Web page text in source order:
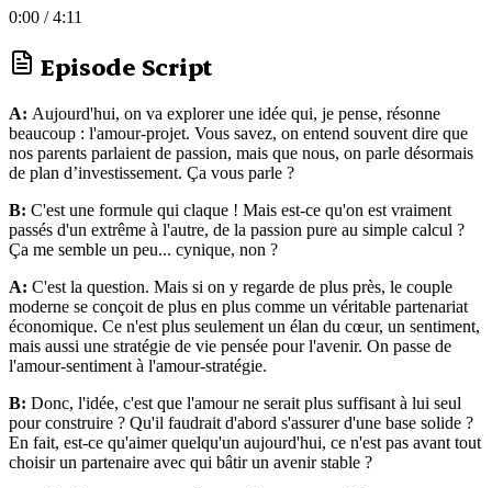
0:00 /4:11
Episode Script
A: Aujourd'hui, on va explorer une idée qui, je pense, résonne
beaucoup : l'amour-projet. Vous savez, on entend souvent dire que
nos parents parlaient de passion, mais que nous, on parle désormais
de plan d’investissement. Ça vous parle ?
B: C'est une formule qui claque ! Mais est-ce qu'on est vraiment
passés d'un extrême à l'autre, de la passion pure au simple calcul ?
Ça me semble un peu... cynique, non ?
A: C'est la question. Mais si on y regarde de plus près, le couple
moderne se conçoit de plus en plus comme un véritable partenariat
économique. Ce n'est plus seulement un élan du cœur, un sentiment,
mais aussi une stratégie de vie pensée pour l'avenir. On passe de
l'amour-sentiment à l'amour-stratégie.
B: Donc, l'idée, c'est que l'amour ne serait plus suffisant à lui seul
pour construire ? Qu'il faudrait d'abord s'assurer d'une base solide ?
En fait, est-ce qu'aimer quelqu'un aujourd'hui, ce n'est pas avant tout
choisir un partenaire avec qui bâtir un avenir stable ?